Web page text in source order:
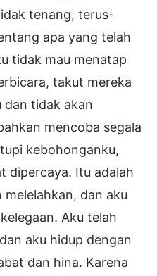
tenang, terus-
apa yang telah
tidak mau menatap
takut mereka
dan tidak akan
mencoba segala
kebohonganku,
dipercaya. Itu adalah
dan aku
Aku telah
aku hidup dengan
dan hina. Karena